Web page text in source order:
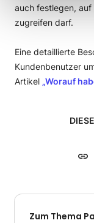
auch festlegen, auf
zugreifen darf.
Eine detaillierte
Kundenbenutzer
Artikel „Worauf
Zum Thema